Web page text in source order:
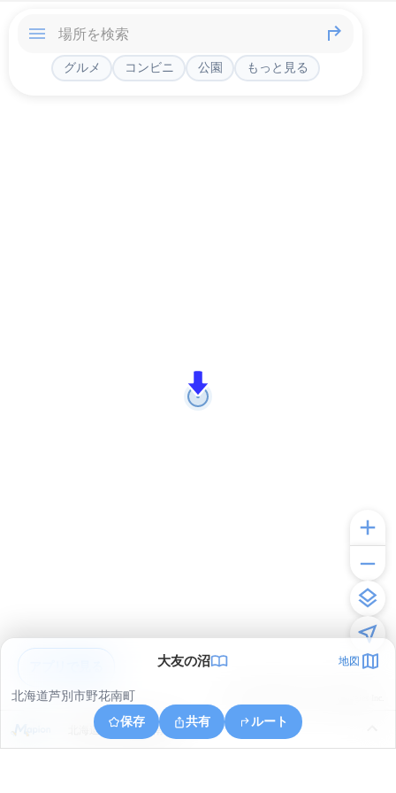
グルメ コンビニ 公園 もっと見る
大友の沼 地図
北海道芦別市野花南町
保存
共有 ルート
北海道芦別市野花南町